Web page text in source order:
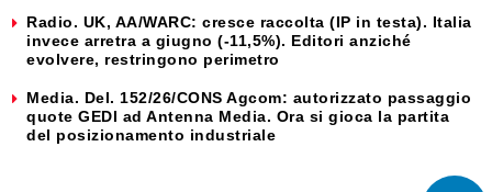
Radio. UK, AA/WARC: cresce raccolta (IP in testa). Italia
invece arretra a giugno (-11,5%). Editori anziché
evolvere, restringono perimetro
Media. Del. 152/26/CONS Agcom: autorizzato passaggio
quote GEDI ad Antenna Media. Ora si gioca la partita
del posizionamento industriale